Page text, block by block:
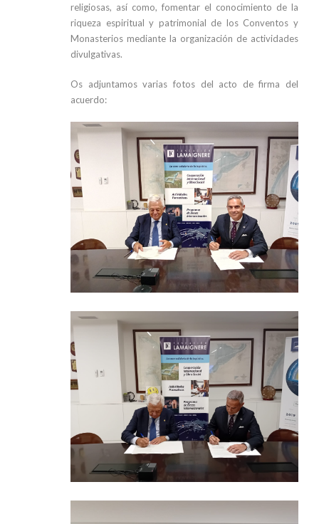
religiosas, así como, fomentar el conocimiento de la
riqueza espiritual y patrimonial de los Conventos y
Monasterios mediante la organización de actividades
divulgativas.
Os adjuntamos varias fotos del acto de firma del
acuerdo: